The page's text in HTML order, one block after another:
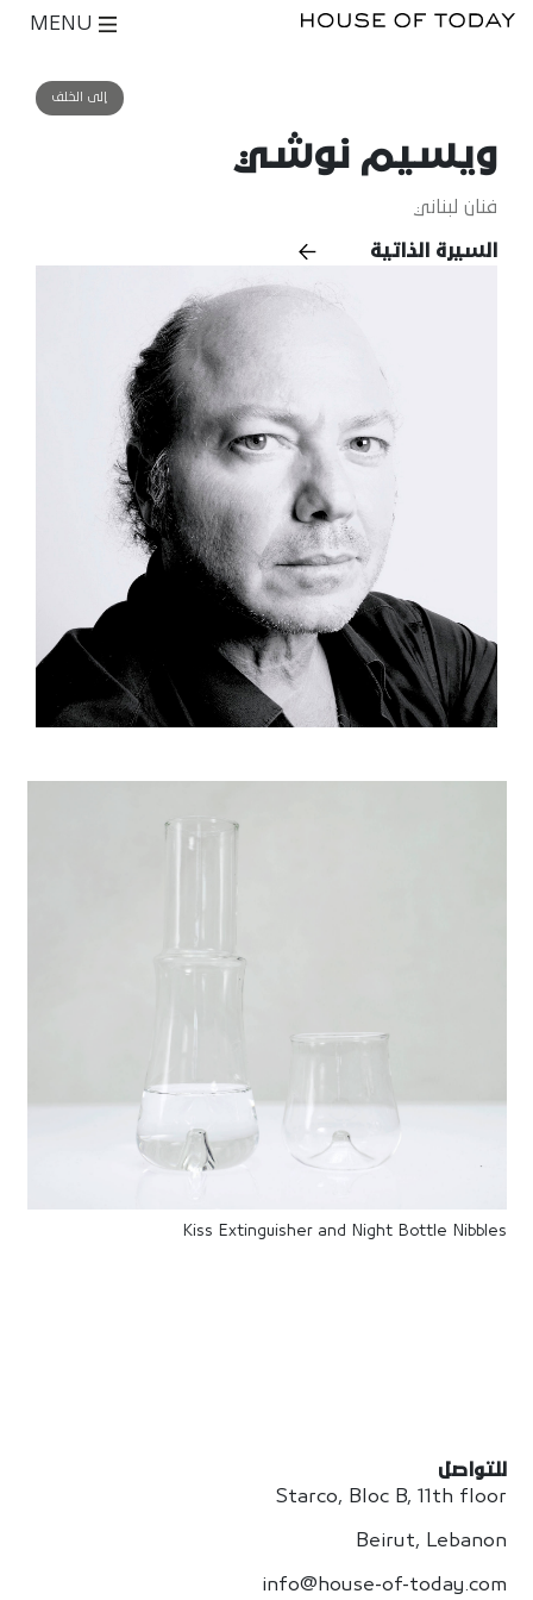
إلى الخلف
ويسيم نوشي
فنان لبناني
السيرة الذاتية
Kiss Extinguisher and Night Bottle Nibbles
للتواصل
Starco, Bloc B, 11th floor
Beirut, Lebanon
info@house-of-today.com